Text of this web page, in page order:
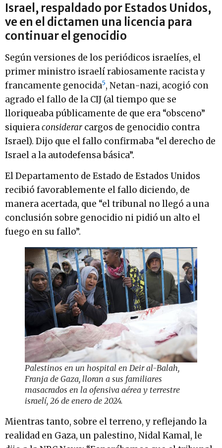
Israel, respaldado por Estados Unidos,
ve en el dictamen una licencia para
continuar el genocidio
Según versiones de los periódicos israelíes, el
primer ministro israelí rabiosamente racista y
francamente genocida5, Netan-nazi, acogió con
agrado el fallo de la CIJ (al tiempo que se
lloriqueaba públicamente de que era “obsceno”
siquieraconsiderar cargos de genocidio contra
Israel). Dijo que el fallo confirmaba “el derecho de
Israel a la autodefensa básica”.
El Departamento de Estado de Estados Unidos
recibió favorablemente el fallo diciendo, de
manera acertada, que “el tribunal no llegó a una
conclusión sobre genocidio ni pidió un alto el
fuego en su fallo”.
Palestinos en un hospital en Deir al-Balah,
Franja de Gaza, lloran a sus familiares
masacrados en la ofensiva aérea y terrestre
israelí, 26 de enero de 2024.
Mientras tanto, sobre el terreno, y reflejando la
realidad en Gaza, un palestino, Nidal Kamal, le